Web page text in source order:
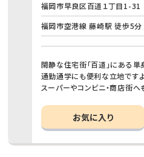
福岡市早良区百道１丁目1-31
福岡市空港線 藤崎駅 徒歩5分
閑静な住宅街「百道」にある単
通勤通学にも便利な立地ですよ
スーパーやコンビニ・商店街へ
お気に入り